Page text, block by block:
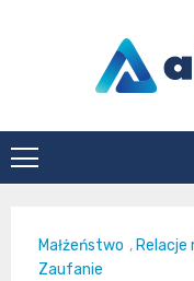
Małżeństwo ,Relacje
Zaufanie